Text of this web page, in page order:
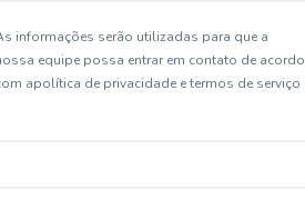
informações serão utilizadas para que a
equipe possa entrar em contato de acordo
apolítica de privacidade e termos de serviço